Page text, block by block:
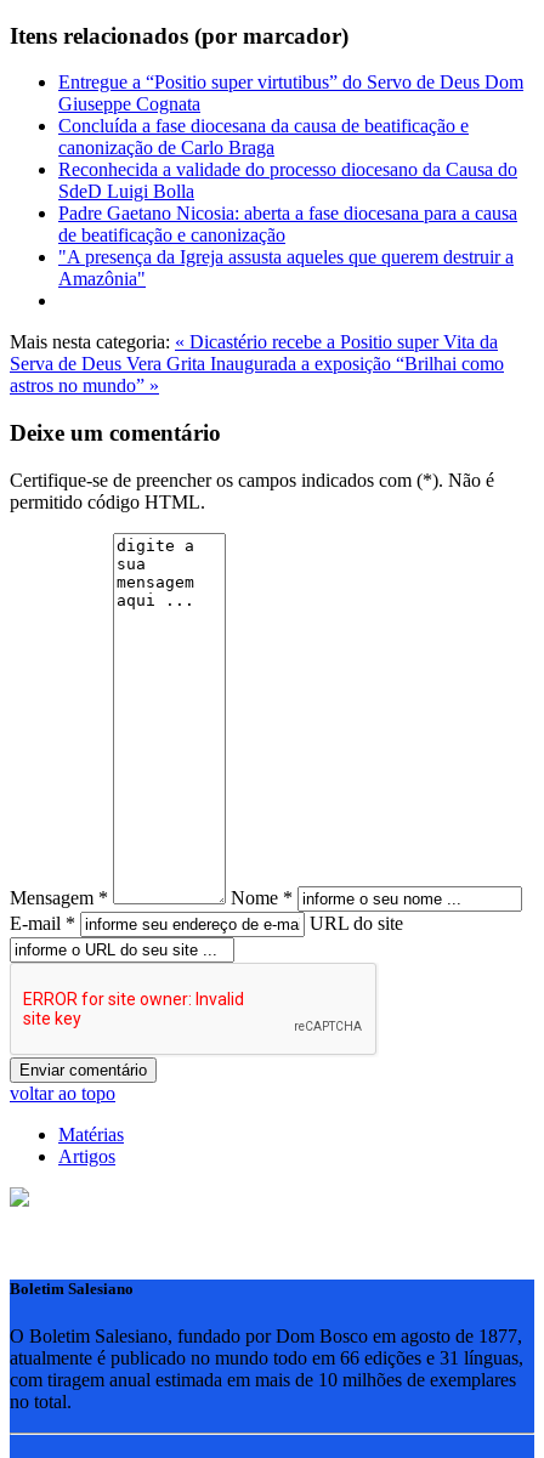
Itens relacionados (por marcador)
Entregue a “Positio super virtutibus” do Servo de Deus Dom
Giuseppe Cognata
Concluída a fase diocesana da causa de beatificação e
canonização de Carlo Braga
Reconhecida a validade do processo diocesano da Causa do
SdeD Luigi Bolla
Padre Gaetano Nicosia: aberta a fase diocesana para a causa
de beatificação e canonização
"A presença da Igreja assusta aqueles que querem destruir a
Amazônia"
Mais nesta categoria: « Dicastério recebe a Positio super Vita da
Serva de Deus Vera Grita Inaugurada a exposição “Brilhai como
astros no mundo” »
Deixe um comentário
Certifique-se de preencher os campos indicados com (*). Não é
permitido código HTML.
Mensagem *
Nome *
E-mail *
URL do site
voltar ao topo
Matérias
Artigos
Boletim Salesiano
O Boletim Salesiano, fundado por Dom Bosco em agosto de 1877,
atualmente é publicado no mundo todo em 66 edições e 31 línguas,
com tiragem anual estimada em mais de 10 milhões de exemplares
no total.